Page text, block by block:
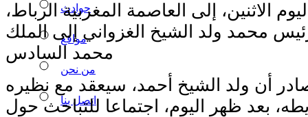
حوادث
مواقع
من نحن
اتصل بنا
الاثنين، إلى العاصمة المغربية الرباط،
محمد ولد الشيخ الغزواني إلى الملك
محمد السادس
أن ولد الشيخ أحمد، سيعقد مع نظيره
بعد ظهر اليوم، اجتماعا للتباحث حول